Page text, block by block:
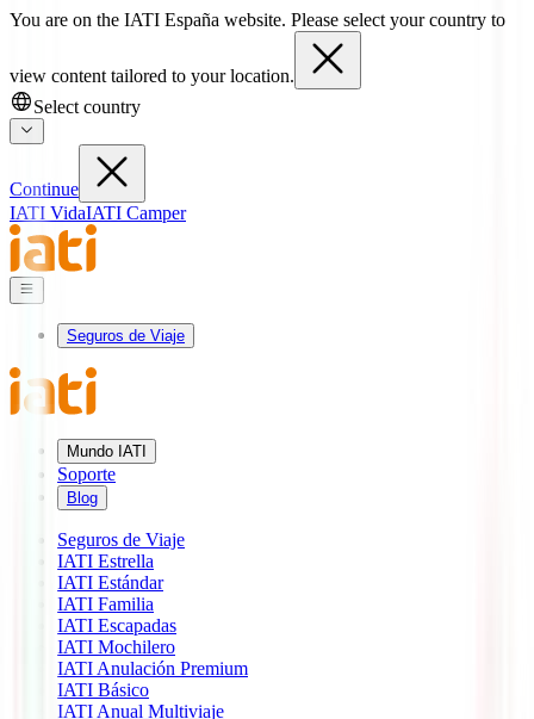
You are on the IATI España website. Please select your country to
view content tailored to your location.
Select country
Continue
IATI VidaIATI Camper
Seguros de Viaje
Mundo IATI
Soporte
Blog
Seguros de Viaje
IATI Estrella
IATI Estándar
IATI Familia
IATI Escapadas
IATI Mochilero
IATI Anulación Premium
IATI Básico
IATI Anual Multiviaje